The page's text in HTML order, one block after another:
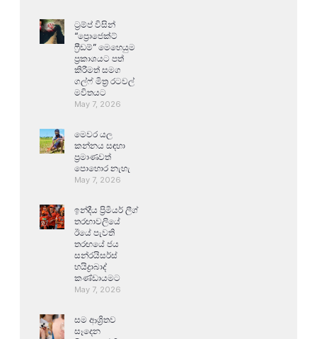
ට්‍රම්ප් විසින්
“ප්‍රොජෙක්ට්
ෆ්‍රීඩම්” මෙහෙයුම
ප්‍රකාශයට පත්
කිරීමත් සමග
ගල්ෆ් මිත්‍ර රටවල්
මවිතයට
May 7, 2026
මෙවර යල
කන්නය සඳහා
ප්‍රමාණවත්
පොහොර නැහැ
May 7, 2026
ඉන්දීය ප්‍රිමියර් ලීග්
තරඟාවලියේ
ඊයේ පැවති
තරඟයේ ජය
සන්රයිසර්ස්
හයිද්‍රාබාද්
කණ්ඩායමට
May 7, 2026
සම ආශ්‍රිතව
සෑදෙන